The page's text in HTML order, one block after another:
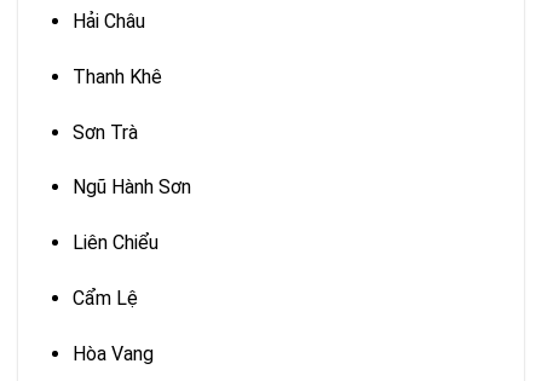
Hải Châu
Thanh Khê
Sơn Trà
Ngũ Hành Sơn
Liên Chiểu
Cẩm Lệ
Hòa Vang